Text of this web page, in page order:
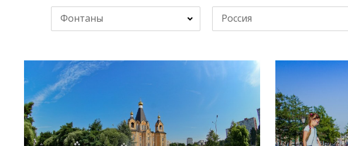
Фонтаны Россия